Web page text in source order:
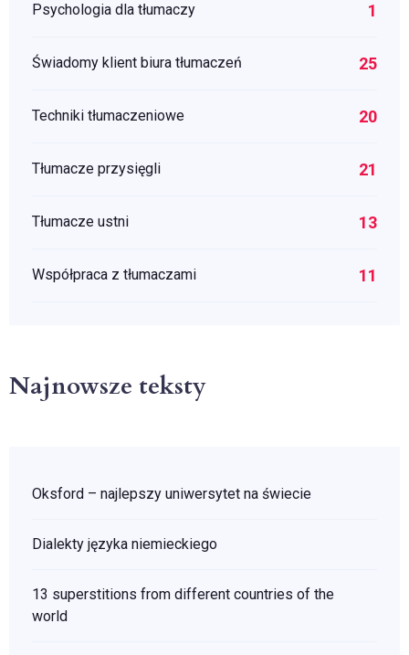
Psychologia dla tłumaczy 1
Świadomy klient biura tłumaczeń 25
Techniki tłumaczeniowe 20
Tłumacze przysięgli 21
Tłumacze ustni 13
Współpraca z tłumaczami 11
Najnowsze teksty
Oksford – najlepszy uniwersytet na świecie
Dialekty języka niemieckiego
13 superstitions from different countries of the
world